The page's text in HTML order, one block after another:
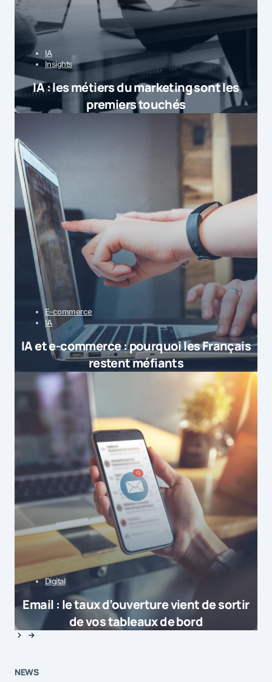
IA
Insights
IA : les métiers du marketing sont les
premiers touchés
E-commerce
IA
IA et e-commerce : pourquoi les Français
restent méfiants
Digital
Email : le taux d’ouverture vient de sortir
de vos tableaux de bord
NEWS